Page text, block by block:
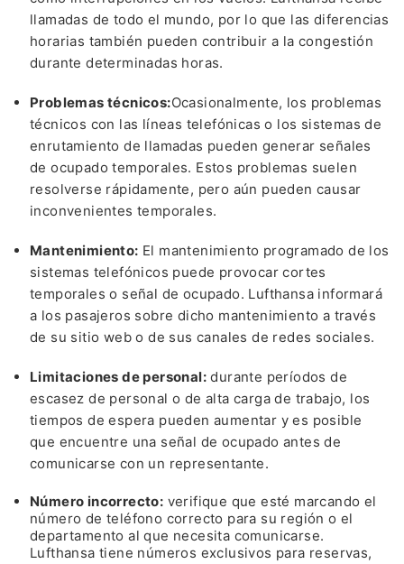
llamadas de todo el mundo, por lo que las diferencias
horarias también pueden contribuir a la congestión
durante determinadas horas.
Problemas técnicos:Ocasionalmente, los problemas
técnicos con las líneas telefónicas o los sistemas de
enrutamiento de llamadas pueden generar señales
de ocupado temporales. Estos problemas suelen
resolverse rápidamente, pero aún pueden causar
inconvenientes temporales.
Mantenimiento: El mantenimiento programado de los
sistemas telefónicos puede provocar cortes
temporales o señal de ocupado. Lufthansa informará
a los pasajeros sobre dicho mantenimiento a través
de su sitio web o de sus canales de redes sociales.
Limitaciones de personal: durante períodos de
escasez de personal o de alta carga de trabajo, los
tiempos de espera pueden aumentar y es posible
que encuentre una señal de ocupado antes de
comunicarse con un representante.
Número incorrecto: verifique que esté marcando el
número de teléfono correcto para su región o el
departamento al que necesita comunicarse.
Lufthansa tiene números exclusivos para reservas,